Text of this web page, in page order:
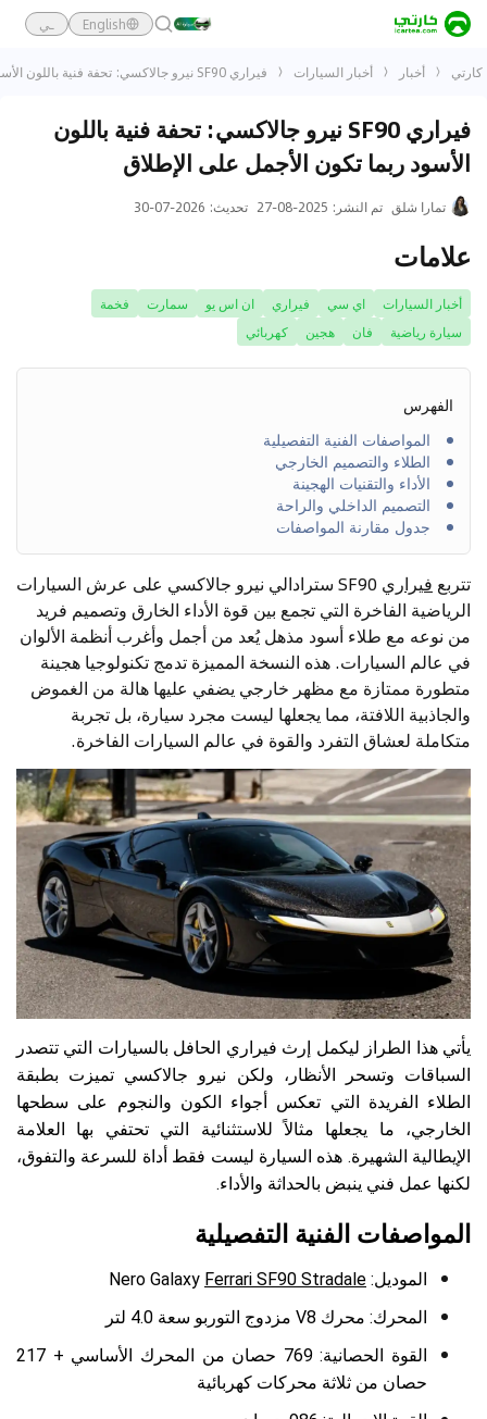
English ـي
كارتي أخبار أخبار السيارات فيراري SF90 نيرو جالاكسي: تحفة فنية باللون الأسود ربما تكون الأجمل على الإطلاق
فيراري SF90 نيرو جالاكسي: تحفة فنية باللون
الأسود ربما تكون الأجمل على الإطلاق
تمارا شلق تم النشر :
2025-08-27 تحديث:
2026-07-30
علامات
أخبار السيارات اي سي فيراري ان اس يو سمارت
فخمة
سيارة رياضية
فان هجين كهربائي
الفهرس
المواصفات الفنية التفصيلية
الطلاء والتصميم الخارجي
الأداء والتقنيات الهجينة
التصميم الداخلي والراحة
جدول مقارنة المواصفات
تتربع فيراري
SF90 سترادالي نيرو جالاكسي على عرش السيارات
الرياضية الفاخرة التي تجمع بين قوة الأداء الخارق وتصميم فريد
من نوعه مع طلاء أسود مذهل يُعد من أجمل وأغرب أنظمة الألوان
في عالم السيارات. هذه النسخة المميزة تدمج تكنولوجيا هجينة
متطورة ممتازة مع مظهر خارجي يضفي عليها هالة من الغموض
والجاذبية اللافتة، مما يجعلها ليست مجرد سيارة، بل تجربة
متكاملة لعشاق التفرد والقوة في عالم السيارات الفاخرة.
يأتي هذا الطراز ليكمل إرث فيراري الحافل بالسيارات التي تتصدر
السباقات وتسحر الأنظار، ولكن نيرو جالاكسي تميزت بطبقة
الطلاء الفريدة التي تعكس أجواء الكون والنجوم على سطحها
الخارجي، ما يجعلها مثالاً للاستثنائية التي تحتفي بها العلامة
الإيطالية الشهيرة. هذه السيارة ليست فقط أداة للسرعة والتفوق،
لكنها عمل فني ينبض بالحداثة والأداء.
المواصفات الفنية التفصيلية
الموديل: Ferrari SF90 Stradale
المحرك: محرك V8 مزدوج التوربو سعة 4.0 لتر
القوة الحصانية: 769 حصان من المحرك الأساسي + 217
حصان من ثلاثة محركات كهربائية